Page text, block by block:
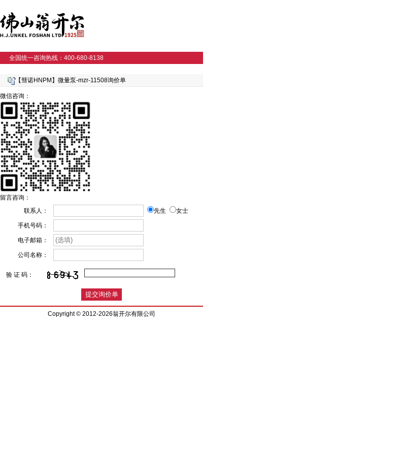
全国统一咨询热线：400-680-8138
【彗诺HNPM】微量泵-mzr-11508询价单
微信咨询：
留言咨询：
联系人：
先生 女士
手机号码：
电子邮箱：
公司名称：
验 证 码：
Copyright © 2012-2026翁开尔有限公司